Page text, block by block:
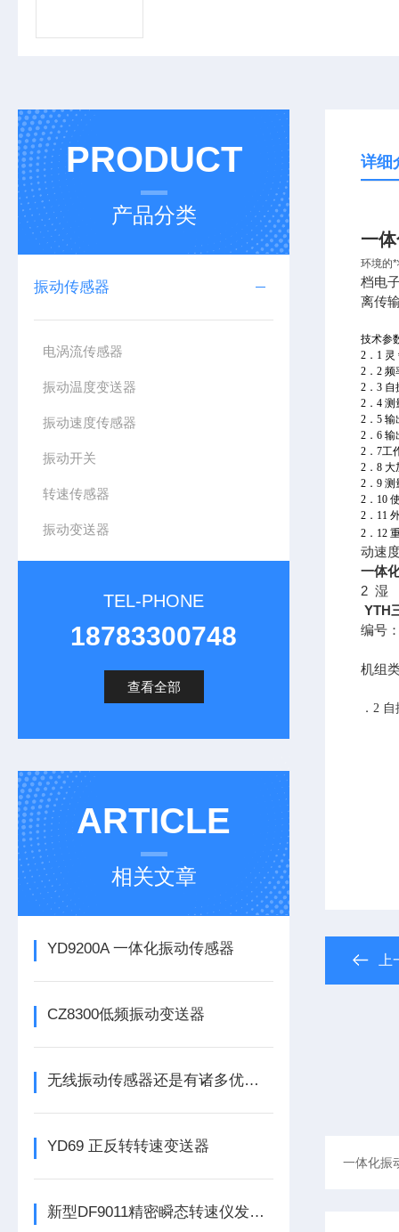
PRODUCT
产品分类
振动传感器
电涡流传感器
振动温度变送器
振动速度传感器
振动开关
转速传感器
振动变送器
TEL-PHONE
18783300748
查看全部
ARTICLE
相关文章
YD9200A 一体化振动传感器
CZ8300低频振动变送器
无线振动传感器还是有诸多优势的
YD69 正反转转速变送器
新型DF9011精密瞬态转速仪发布，为工业转速监测带来革新
详细
一
环境的
档电
离传
技术参
2．1 灵
2．2 频
2．3
2．4 测
2．5 输
2．6
2．7工
2．8
2．9
2．10
2．11
2 ．12
动速
一体
2 湿
YTH
编号
机组
．2 自